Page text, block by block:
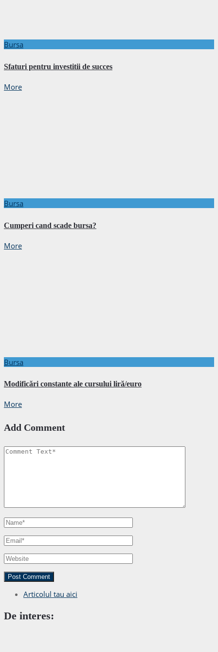
Bursa
Sfaturi pentru investitii de succes
More
Bursa
Cumperi cand scade bursa?
More
Bursa
Modificări constante ale cursului liră/euro
More
Add Comment
Articolul tau aici
De interes: